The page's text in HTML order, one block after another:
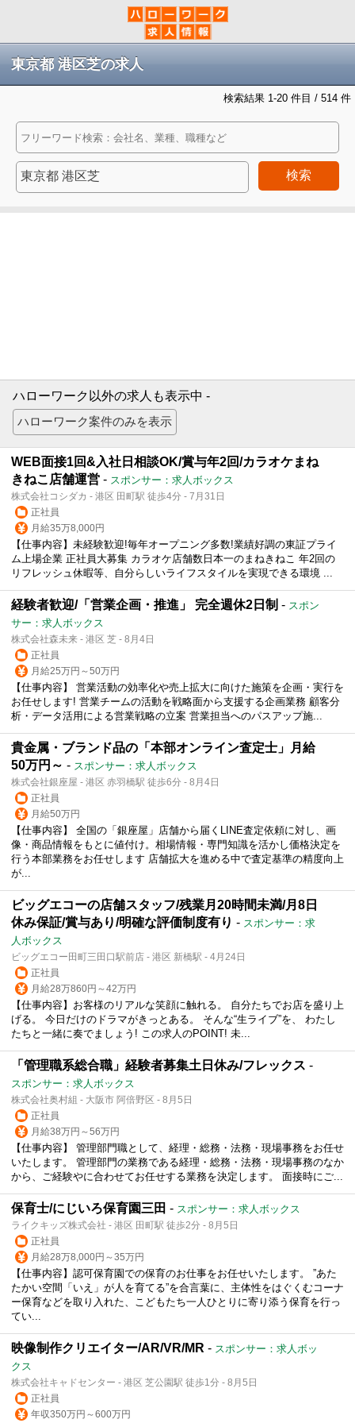
東京都 港区芝の求人
検索結果 1-20 件目 / 514 件
検索
ハローワーク以外の求人も表示中 -
WEB面接1回&入社日相談OK/賞与年2回/カラオケまね
きねこ店舗運営 - スポンサー：求人ボックス
株式会社コシダカ - 港区 田町駅 徒歩4分 - 7月31日
正社員
月給35万8,000円
【仕事内容】未経験歓迎!毎年オープニング多数!業績好調の東証プライ
ム上場企業 正社員大募集 カラオケ店舗数日本一のまねきねこ 年2回の
リフレッシュ休暇等、自分らしいライフスタイルを実現できる環境 ...
経験者歓迎/「営業企画・推進」 完全週休2日制 - スポン
サー：求人ボックス
株式会社森未来 - 港区 芝 - 8月4日
正社員
月給25万円～50万円
【仕事内容】 営業活動の効率化や売上拡大に向けた施策を企画・実行を
お任せします! 営業チームの活動を戦略面から支援する企画業務 顧客分
析・データ活用による営業戦略の立案 営業担当へのパスアップ施...
貴金属・ブランド品の「本部オンライン査定士」月給
50万円～ - スポンサー：求人ボックス
株式会社銀座屋 - 港区 赤羽橋駅 徒歩6分 - 8月4日
正社員
月給50万円
【仕事内容】 全国の「銀座屋」店舗から届くLINE査定依頼に対し、画
像・商品情報をもとに値付け。相場情報・専門知識を活かし価格決定を
行う本部業務をお任せします 店舗拡大を進める中で査定基準の精度向上
が...
ビッグエコーの店舗スタッフ/残業月20時間未満/月8日
休み保証/賞与あり/明確な評価制度有り - スポンサー：求
人ボックス
ビッグエコー田町三田口駅前店 - 港区 新橋駅 - 4月24日
正社員
月給28万860円～42万円
【仕事内容】お客様のリアルな笑顔に触れる。 自分たちでお店を盛り上
げる。 今日だけのドラマがきっとある。 そんな“生ライブ”を、 わたし
たちと一緒に奏でましょう! この求人のPOINT! 未...
「管理職系総合職」経験者募集土日休み/フレックス -
スポンサー：求人ボックス
株式会社奥村組 - 大阪市 阿倍野区 - 8月5日
正社員
月給38万円～56万円
【仕事内容】 管理部門職として、経理・総務・法務・現場事務をお任せ
いたします。 管理部門の業務である経理・総務・法務・現場事務のなか
から、ご経験やに合わせてお任せする業務を決定します。 面接時にご...
保育士/にじいろ保育園三田 - スポンサー：求人ボックス
ライクキッズ株式会社 - 港区 田町駅 徒歩2分 - 8月5日
正社員
月給28万8,000円～35万円
【仕事内容】認可保育園での保育のお仕事をお任せいたします。 ”あた
たかい空間「いえ」が人を育てる”を合言葉に、主体性をはぐくむコーナ
ー保育などを取り入れた、こどもたち一人ひとりに寄り添う保育を行っ
てい...
映像制作クリエイター/AR/VR/MR - スポンサー：求人ボッ
クス
株式会社キャドセンター - 港区 芝公園駅 徒歩1分 - 8月5日
正社員
年収350万円～600万円